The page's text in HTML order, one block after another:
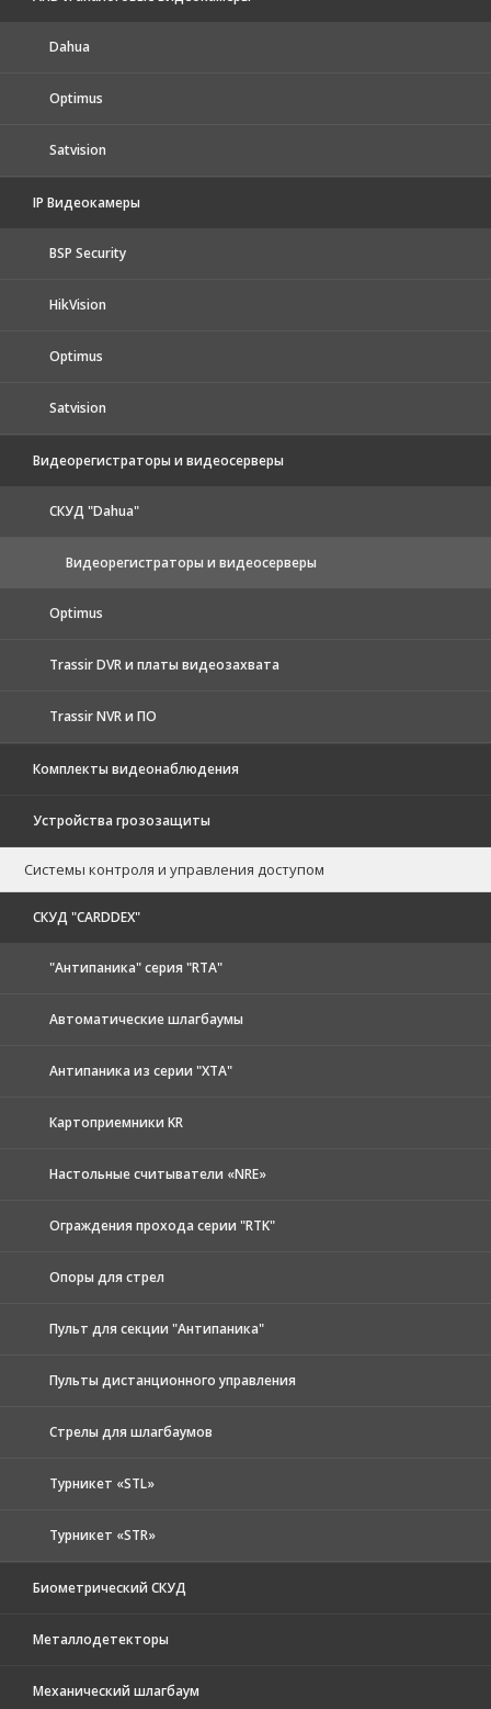
Dahua
Optimus
Satvision
IP Видеокамеры
BSP Security
HikVision
Optimus
Satvision
Видеорегистраторы и видеосерверы
CКУД "Dahua"
Видеорегистраторы и видеосерверы
Optimus
Trassir DVR и платы видеозахвата
Trassir NVR и ПО
Комплекты видеонаблюдения
Устройства грозозащиты
Системы контроля и управления доступом
CКУД "CARDDEX"
"Антипаника" серия "RTA"
Автоматические шлагбаумы
Антипаника из серии "XTA"
Картоприемники KR
Настольные считыватели «NRE»
Ограждения прохода серии "RTK"
Опоры для стрел
Пульт для секции "Антипаника"
Пульты дистанционного управления
Стрелы для шлагбаумов
Турникет «STL»
Турникет «STR»
Биометрический СКУД
Металлодетекторы
Механический шлагбаум